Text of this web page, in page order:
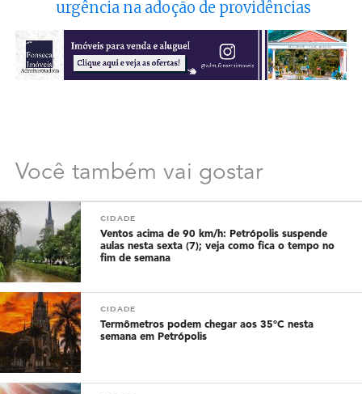
urgência na adoção de providências
Você também vai gostar
CIDADE
Ventos acima de 90 km/h: Petrópolis suspende
aulas nesta sexta (7); veja como fica o tempo no
fim de semana
CIDADE
Termômetros podem chegar aos 35°C nesta
semana em Petrópolis